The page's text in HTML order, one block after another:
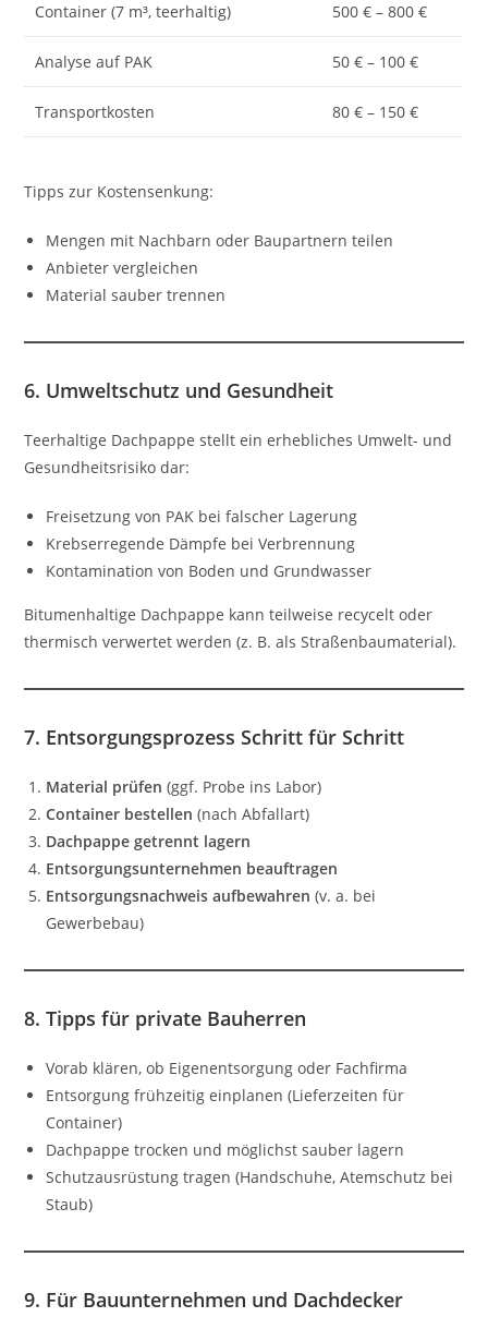
Container (7 m³, teerhaltig) 500 € – 800 €
Analyse auf PAK 50 € – 100 €
Transportkosten 80 € – 150 €
Tipps zur Kostensenkung:
Mengen mit Nachbarn oder Baupartnern teilen
Anbieter vergleichen
Material sauber trennen
6. Umweltschutz und Gesundheit
Teerhaltige Dachpappe stellt ein erhebliches Umwelt- und
Gesundheitsrisiko dar:
Freisetzung von PAK bei falscher Lagerung
Krebserregende Dämpfe bei Verbrennung
Kontamination von Boden und Grundwasser
Bitumenhaltige Dachpappe kann teilweise recycelt oder
thermisch verwertet werden (z. B. als Straßenbaumaterial).
7. Entsorgungsprozess Schritt für Schritt
Material prüfen (ggf. Probe ins Labor)
Container bestellen (nach Abfallart)
Dachpappe getrennt lagern
Entsorgungsunternehmen beauftragen
Entsorgungsnachweis aufbewahren (v. a. bei
Gewerbebau)
8. Tipps für private Bauherren
Vorab klären, ob Eigenentsorgung oder Fachfirma
Entsorgung frühzeitig einplanen (Lieferzeiten für
Container)
Dachpappe trocken und möglichst sauber lagern
Schutzausrüstung tragen (Handschuhe, Atemschutz bei
Staub)
9. Für Bauunternehmen und Dachdecker